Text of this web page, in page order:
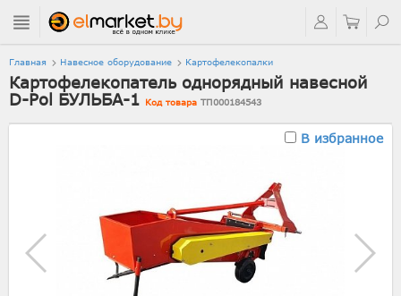
Главная Навесное оборудование Картофелекопалки
Картофелекопатель однорядный навесной
D-Pol БУЛЬБА-1 Код товара ТП000184543
В избранное